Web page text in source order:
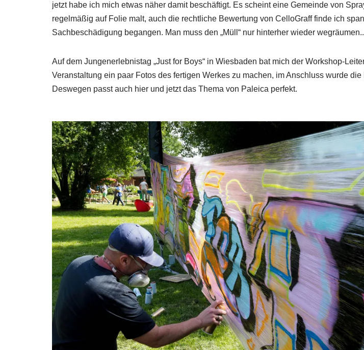
jetzt habe ich mich etwas näher damit beschäftigt. Es scheint eine Gemeinde von
regelmäßig auf Folie malt, auch die rechtliche Bewertung von CelloGrafffinde ich
Sachbeschädigung begangen. Man muss den „Müll“ nur hinterher wieder wegräumen..
Auf dem Jungenerlebnistag „Just for Boys“ in Wiesbaden bat mich der Workshop-
Veranstaltung ein paar Fotos des fertigen Werkes zu machen, im Anschluss wurde
Deswegen passt auch hier und jetzt das Thema von Paleica perfekt.